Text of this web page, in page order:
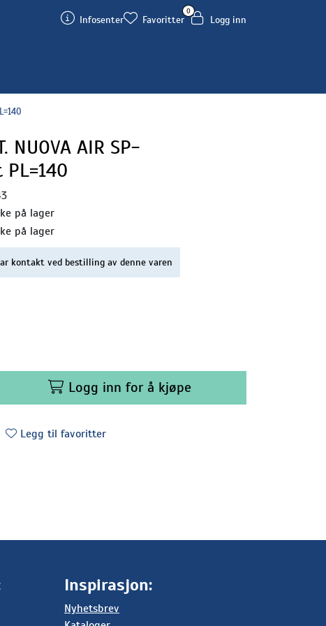
Infosenter
0
Favoritter Logg inn
NUOVA AIR SP-
på lager
på lager
tar kontakt ved bestilling av denne varen
Logg inn for å kjøpe
Legg til favoritter
Inspirasjon:
Nyhetsbrev